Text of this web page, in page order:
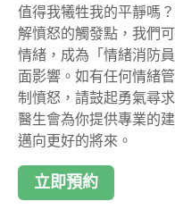
值得我犧牲我的平靜嗎
解憤怒的觸發點，我們
情緒，成為「情緒消防
面影響。如有任何情緒
制憤怒，請鼓起勇氣尋
醫生會為你提供專業的
邁向更好的將來。
立即預約